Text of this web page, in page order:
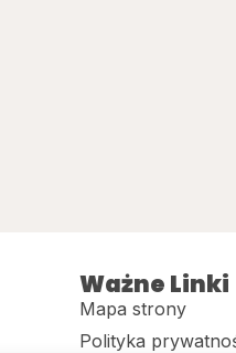
Ważne Linki
Mapa strony
Polityka